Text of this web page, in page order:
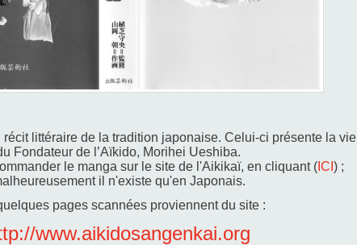
récit littéraire de la tradition japonaise. Celui-ci présente la vie
Fondateur de l’Aïkido, Morihei Ueshiba.
le manga sur le site de l'Aikikaï, en cliquant (ICI ) ;
il n'existe qu'en Japonais.
pages scannées proviennent du site :
www.aikidosangenkai.org